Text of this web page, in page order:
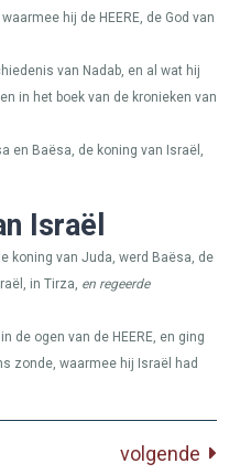
hij de HEERE, de God van
van Nadab, en al wat hij
in het boek van de kronieken van
en Baësa, de koning van Israël,
Israël
koning van Juda, werd Baësa, de
in Tirza, en regeerde
de ogen van de HEERE, en ging
zonde, waarmee hij Israël had
volgende